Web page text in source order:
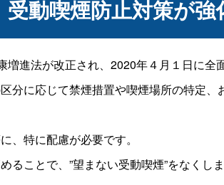
動喫煙防止対策が
進法が改正され、2020年４月１日に全
に応じて禁煙措置や喫煙場所の特定、
、特に配慮が必要です。
ことで、”望まない受動喫煙”をなくしま